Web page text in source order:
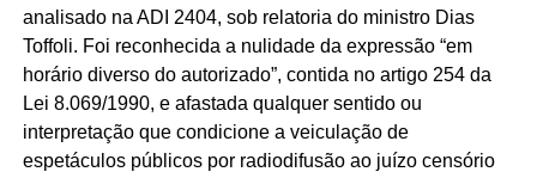
analisado na ADI 2404, sob relatoria do ministro Dias
Toffoli. Foi reconhecida a nulidade da expressão “em
horário diverso do autorizado”, contida no artigo 254 da
Lei 8.069/1990, e afastada qualquer sentido ou
interpretação que condicione a veiculação de
espetáculos públicos por radiodifusão ao juízo censório